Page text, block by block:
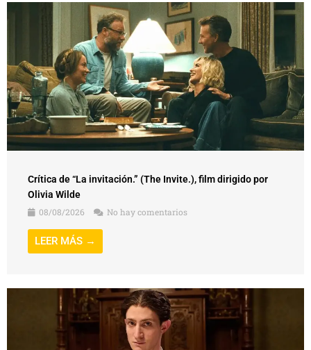
Crítica de “La invitación.” (The Invite.), film dirigido por
Olivia Wilde
08/08/2026
No hay comentarios
LEER MÁS →